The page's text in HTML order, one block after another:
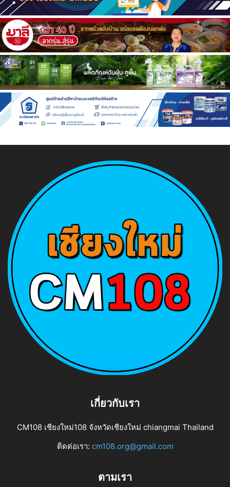
เกี่ยวกับเรา
CM108 เชียงใหม่108 จังหวัดเชียงใหม่ chiangmai Thailand
ติดต่อเรา: cm108.org@gmail.com
ตามเรา